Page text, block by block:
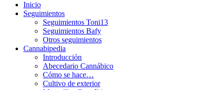
Inicio
Seguimientos
Seguimientos Toni13
Seguimientos Bafy
Otros seguimientos
Cannabipedia
Introducción
Abecedario Cannábico
Cómo se hace…
Cultivo de exterior